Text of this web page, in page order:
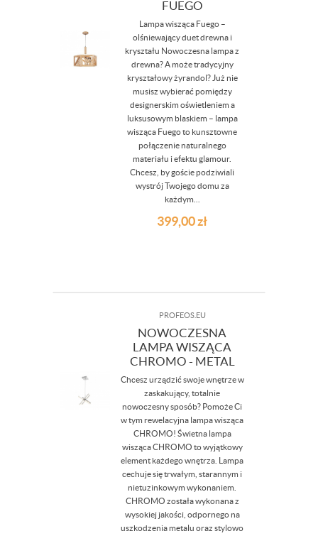
FUEGO
Lampa wisząca Fuego –
olśniewający duet drewna i
kryształu Nowoczesna lampa z
drewna? A może tradycyjny
kryształowy żyrandol? Już nie
musisz wybierać pomiędzy
designerskim oświetleniem a
luksusowym blaskiem – lampa
wisząca Fuego to kunsztowne
połączenie naturalnego
materiału i efektu glamour.
Chcesz, by goście podziwiali
wystrój Twojego domu za
każdym...
399,00zł
PROFEOS.EU
NOWOCZESNA
LAMPA WISZĄCA
CHROMO - METAL
Chcesz urządzić swoje wnętrze w
zaskakujący, totalnie
nowoczesny sposób? Pomoże Ci
w tym rewelacyjna lampa wisząca
CHROMO! Świetna lampa
wisząca CHROMO to wyjątkowy
element każdego wnętrza. Lampa
cechuje się trwałym, starannym i
nietuzinkowym wykonaniem.
CHROMO została wykonana z
wysokiej jakości, odpornego na
uszkodzenia metalu oraz stylowo